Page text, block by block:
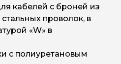
кабелей с броней из
проволок, в
«W» в
с полиуретановым